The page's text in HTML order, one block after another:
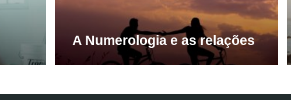
A Numerologia e as relações